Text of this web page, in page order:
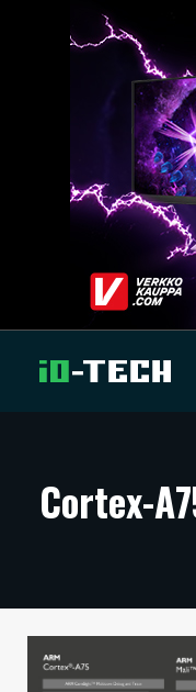
ARTIKKELIT
TECHBBS
TIETOA
Cortex-